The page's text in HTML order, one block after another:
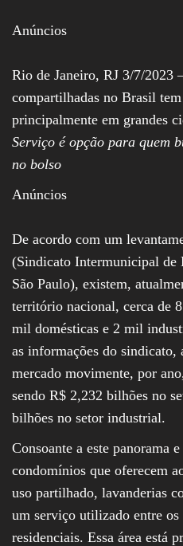
Anúncios
Rio de Janeiro, RJ 3/7/2023
compartilhadas no Brasil
principalmente em grandes
Serviço é opção para quem
no bolso
Anúncios
De acordo com um
(Sindicato Intermunicipal de
São Paulo), existem,
território nacional, cerca de
mil domésticas e 2 mil
as informações do sindicato,
mercado movimente, por
sendo R$ 2,232 bilhões no
bilhões no setor industrial.
Consoante a este panorama
condomínios que oferecem
uso partilhado, lavanderias
um serviço utilizado entre
residenciais. Essa área está